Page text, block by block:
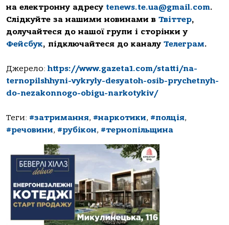
на електронну адресу tenews.te.ua@gmail.com.
Слідкуйте за нашими новинами в Твіттер,
долучайтеся до нашої групи і сторінки у
Фейсбук, підключайтеся до каналу Телеграм.
Джерело: https://www.gazeta1.com/statti/na-
ternopilshhyni-vykryly-desyatoh-osib-prychetnyh-
do-nezakonnogo-obigu-narkotykiv/
Теги: #затримання, #наркотики, #полція,
#речовини, #рубікон, #тернопільщина